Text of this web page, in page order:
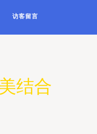
访客留言
结合